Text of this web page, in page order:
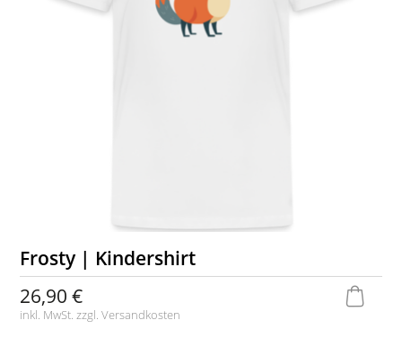
Frosty | Kindershirt
26,90 €
inkl. MwSt. zzgl.Versandkosten